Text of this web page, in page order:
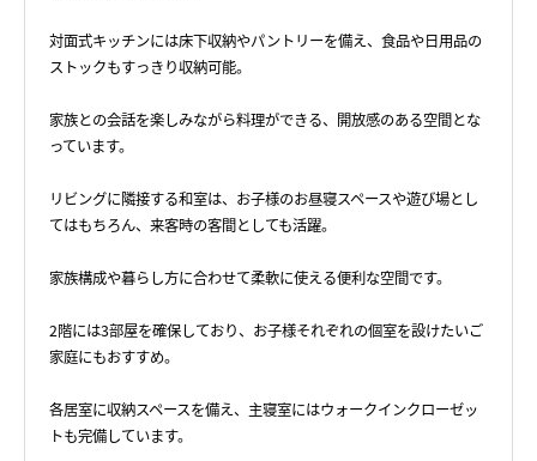
対面式キッチンには床下収納やパントリーを備え、食品や日用品の
ストックもすっきり収納可能。
家族との会話を楽しみながら料理ができる、開放感のある空間とな
っています。
リビングに隣接する和室は、お子様のお昼寝スペースや遊び場とし
てはもちろん、来客時の客間としても活躍。
家族構成や暮らし方に合わせて柔軟に使える便利な空間です。
2階には3部屋を確保しており、お子様それぞれの個室を設けたいご
家庭にもおすすめ。
各居室に収納スペースを備え、主寝室にはウォークインクローゼッ
トも完備しています。